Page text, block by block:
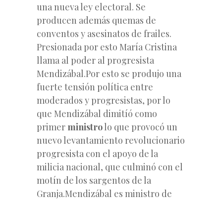
una nueva ley electoral. Se
producen además quemas de
conventos y asesinatos de frailes.
Presionada por esto María Cristina
llama al poder al progresista
Mendizábal.Por esto se produjo una
fuerte tensión política entre
moderados y progresistas, por lo
que Mendizábal dimitíó como
primer ministrolo que provocó un
nuevo levantamiento revolucionario
progresista con el apoyo de la
milicia nacional, que culminó con el
motín de los sargentos de la
Granja.Mendizábal es ministro de